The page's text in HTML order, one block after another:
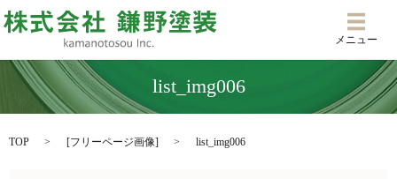
メニ
メニュー
list_img006
TOP [フリーページ画像] list_img006